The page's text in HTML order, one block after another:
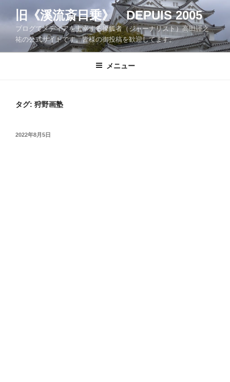
ツ
旧《溪流斎日乗》 DEPUIS 2005
ブログでメディアを主宰する操觚者（ジャーナリスト）高田謹之
祐の公式サイトです。皆様の御投稿を歓迎してます。
メニュー
タグ: 狩野画塾
投
2022年8月5日